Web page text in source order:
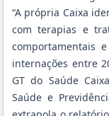
“A própria Caixa
com terapias e
comportamentais
internações entre
GT do Saúde
Saúde e